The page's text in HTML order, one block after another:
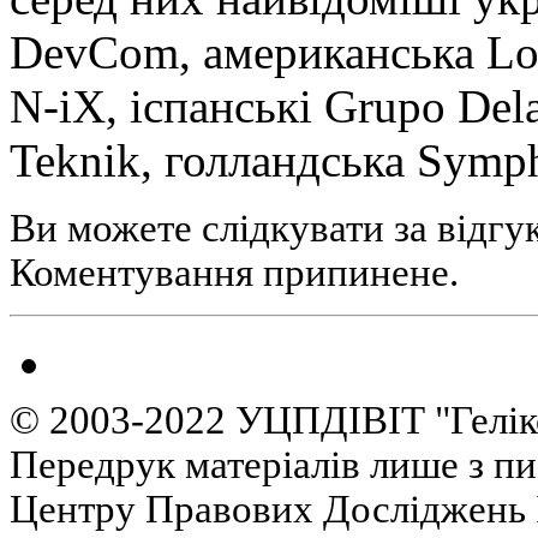
DevCom, американська
N-iX, іспанські Grupo
Teknik, голландська
Ви можете слідкувати за
Коментування припинене.
© 2003-2022 УЦПДІВІТ
Передрук матеріалів лише з
Центру Правових Досліджень